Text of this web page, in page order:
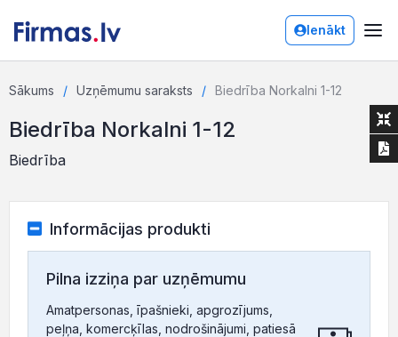
Ienākt
Sākums Uzņēmumu saraksts Biedrība Norkalni 1-12
Biedrība Norkalni 1-12
Biedrība
Informācijas produkti
Pilna izziņa par uzņēmumu
Amatpersonas, īpašnieki, apgrozījums,
peļņa, komercķīlas, nodrošinājumi, patiesā